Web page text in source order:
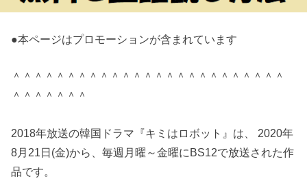
●本ページはプロモーションが含まれています
＾＾＾＾＾＾＾＾＾＾＾＾＾＾＾＾＾＾＾＾＾＾＾＾＾
＾＾＾＾＾＾＾
2018年放送の韓国ドラマ『キミはロボット』は、 2020年
8月21日(金)から、毎週月曜～金曜にBS12で放送された作
品です。